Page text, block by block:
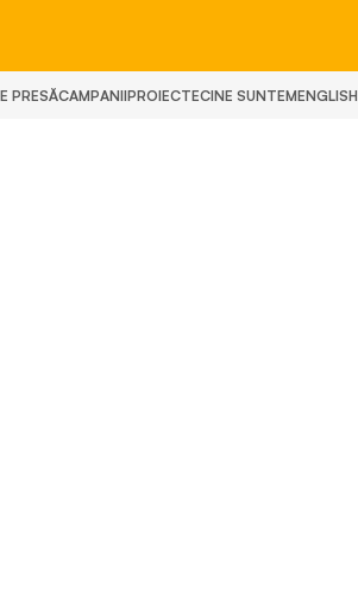
PRESĂCAMPANIIPROIECTECINE SUNTEMENGLISH